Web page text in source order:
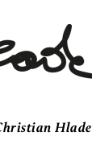
Hlade